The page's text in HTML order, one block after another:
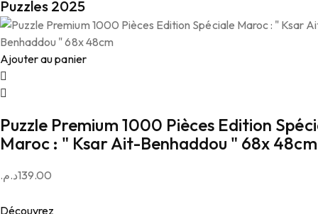
Puzzles 2025
Ajouter au panier
Puzzle Premium 1000 Pièces Edition
Maroc : " Ksar Ait-Benhaddou " 68x 48cm
139.00د.م.
Découvrez